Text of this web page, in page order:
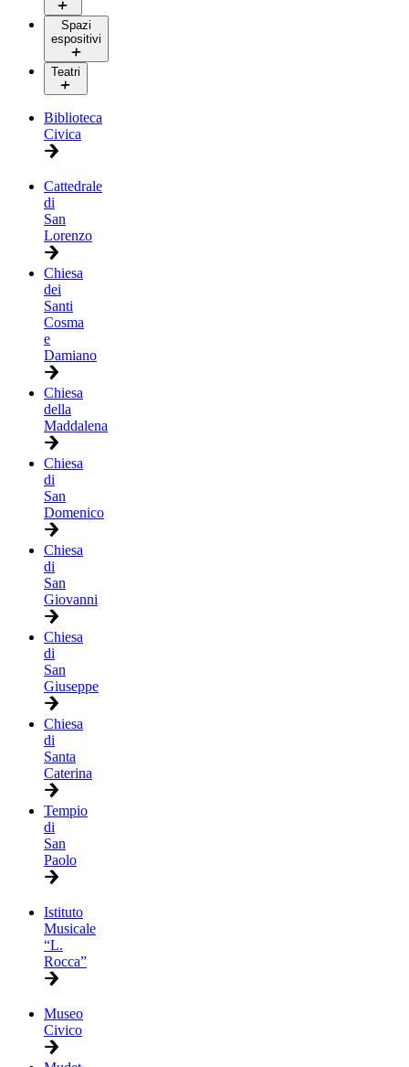
Spazi
espositivi
Teatri
Biblioteca
Civica
Cattedrale
di
San
Lorenzo
Chiesa
dei
Santi
Cosma
e
Damiano
Chiesa
della
Maddalena
Chiesa
di
San
Domenico
Chiesa
di
San
Giovanni
Chiesa
di
San
Giuseppe
Chiesa
di
Santa
Caterina
Tempio
di
San
Paolo
Istituto
Musicale
“L.
Rocca”
Museo
Civico